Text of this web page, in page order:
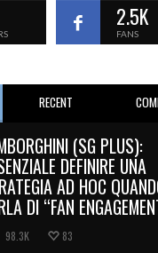
2.5K
FANS
RECENT
(SG PLUS):
DEFINIRE UNA
AD HOC
DI “FAN
98.3K 83